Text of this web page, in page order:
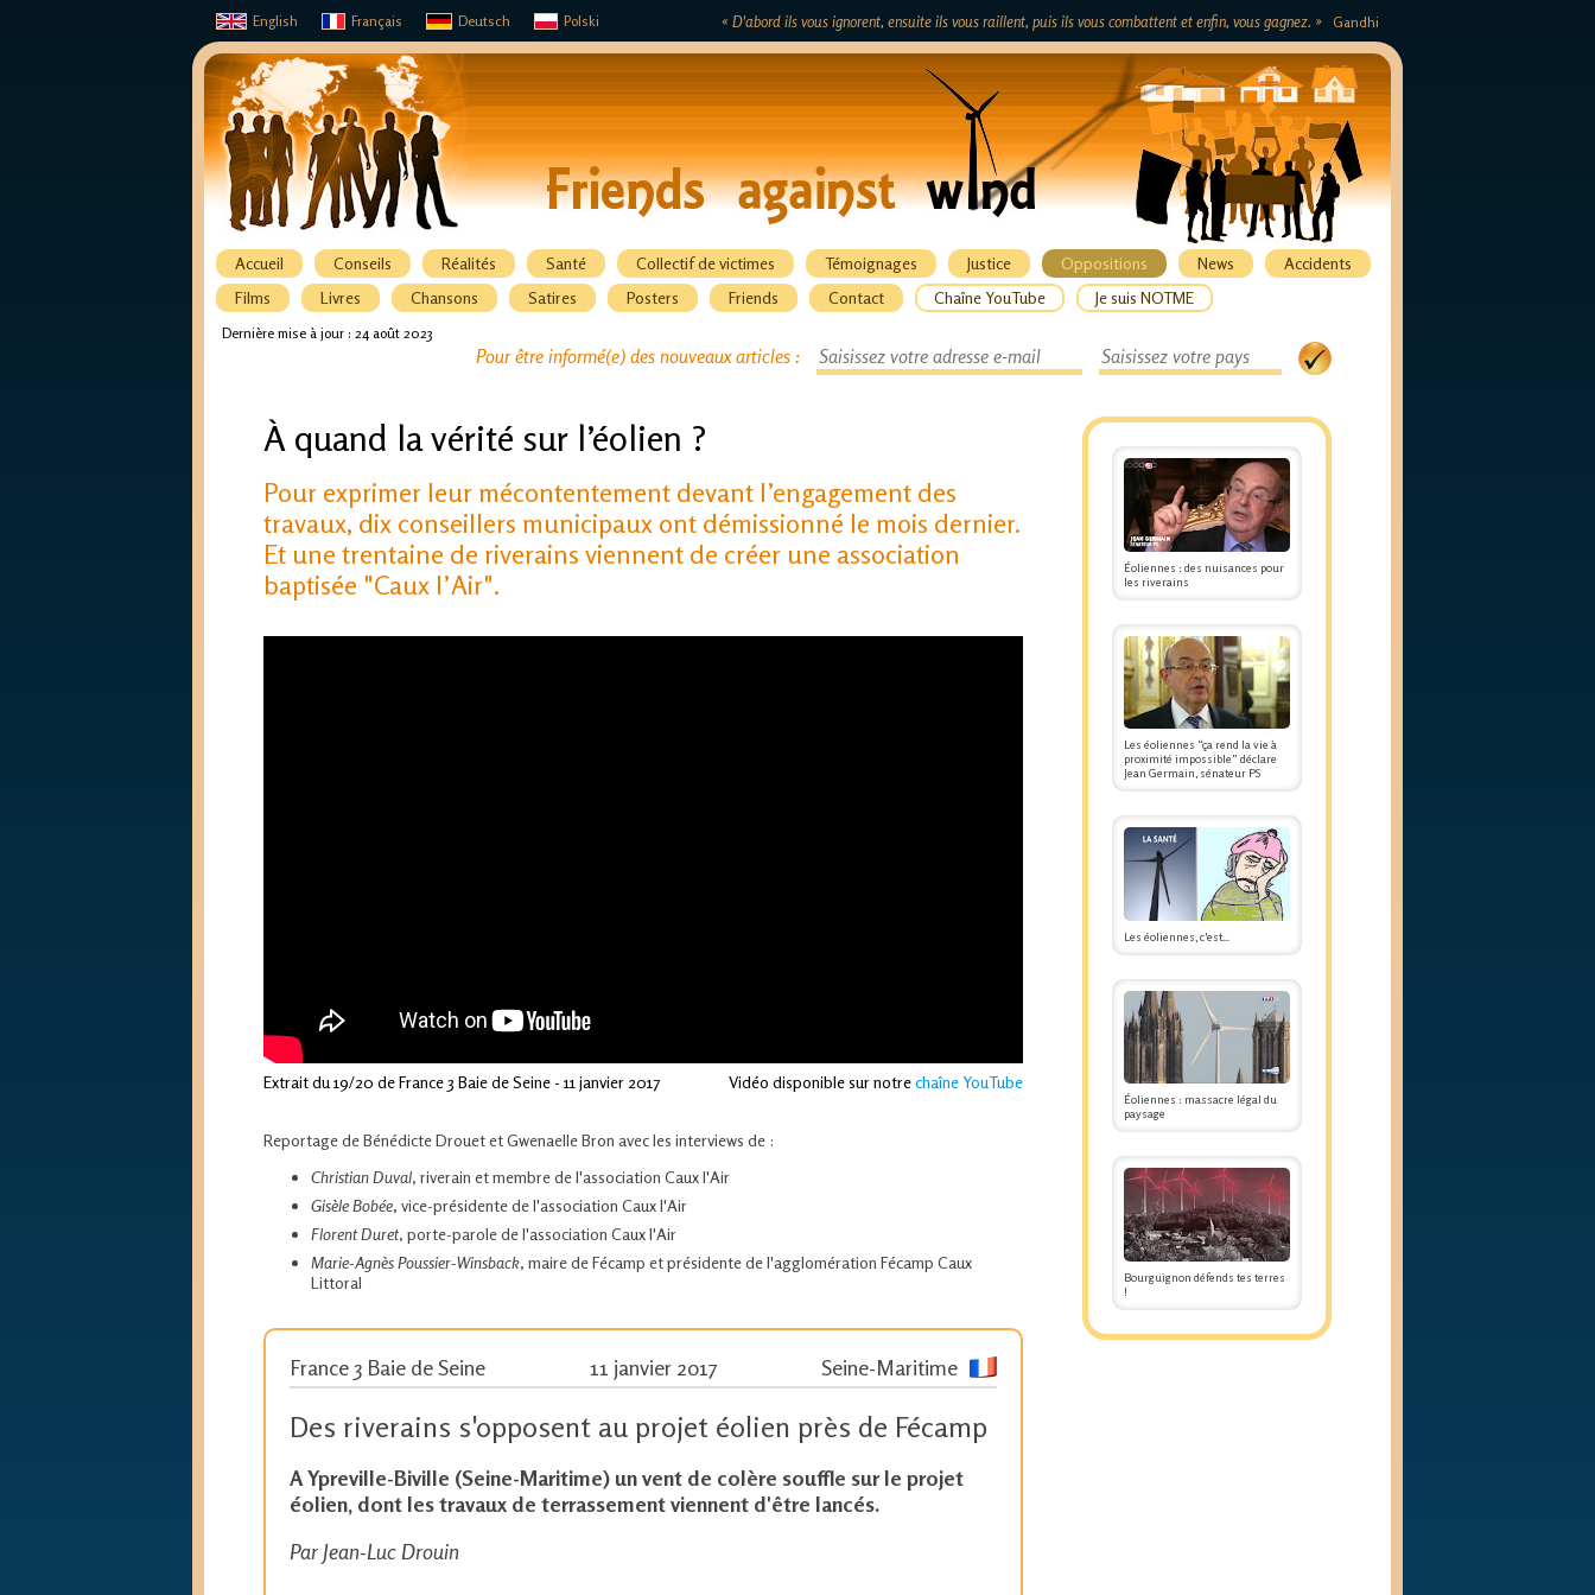
« D'abord ils vous ignorent, ensuite ils vous raillent, puis ils vous combattent et enfin, vous gagnez. » Gandhi
English Français Deutsch Polski
Accueil Conseils Réalités Santé Collectif de victimes Témoignages Justice Oppositions News
Accidents
Films
Livres Chansons Satires Posters Friends Contact Chaîne YouTube Je suis NOTME
Dernière mise à jour : 24 août 2023
Pour être informé(e) des nouveaux articles :
Éoliennes : des nuisances pour
les riverains
Les éoliennes “ça rend la vie à
proximité impossible” déclare
Jean Germain, sénateur PS
Les éoliennes, c'est...
Éoliennes : massacre légal du
paysage
Bourguignon défends tes terres
!
À quand la vérité sur l’éolien ?
Pour exprimer leur mécontentement devant l’engagement des
travaux, dix conseillers municipaux ont démissionné le mois dernier.
Et une trentaine de riverains viennent de créer une association
baptisée "Caux l’Air".
Extrait du 19/20 de France 3 Baie de Seine - 11 janvier 2017 Vidéo disponible sur notrechaîne YouTube
Reportage de Bénédicte Drouet et Gwenaelle Bron avec les interviews de :
Christian Duval, riverain et membre de l'association Caux l'Air
Gisèle Bobée, vice-présidente de l'association Caux l'Air
Florent Duret, porte-parole de l'association Caux l'Air
Marie-Agnès Poussier-Winsback, maire de Fécamp et présidente de l'agglomération Fécamp Caux
Littoral
France 3 Baie de Seine 11 janvier 2017 Seine-Maritime
Des riverains s'opposent au projet éolien près de Fécamp
A Ypreville-Biville (Seine-Maritime) un vent de colère souffle sur le projet
éolien, dont les travaux de terrassement viennent d'être lancés.
Par Jean-Luc Drouin